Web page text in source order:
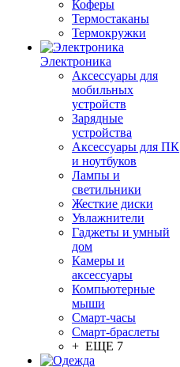
Коферы
Термостаканы
Термокружки
Электроника
Аксессуары для
мобильных
устройств
Зарядные
устройства
Аксессуары для ПК
и ноутбуков
Лампы и
светильники
Жесткие диски
Увлажнители
Гаджеты и умный
дом
Камеры и
аксессуары
Компьютерные
мыши
Смарт-часы
Смарт-браслеты
+ ЕЩЕ 7